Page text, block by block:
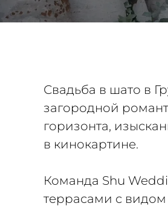
Свадьба в шато в
загородной
горизонта,
в кинокартине.
Команда Shu
террасами с видом